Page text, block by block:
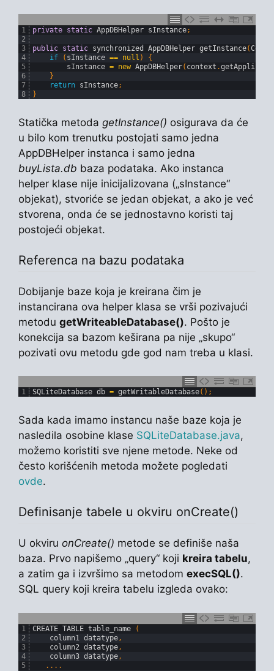
1
2
3
4
5
6
7
8
private static AppDBHelper sInstance;
public static synchronized AppDBHelper getInstance(
if
( sInstance == null )
{
sInstance = new AppDBHelper( context .
}
return sInstance;
}
Statička metoda getInstance() osigurava da će
u bilo kom trenutku postojati samo jedna
AppDBHelper instanca i samo jedna
buyLista.db baza podataka. Ako instanca
helper klase nije inicijalizovana („sInstance“
objekat), stvoriće se jedan objekat, a ako je već
stvorena, onda će se jednostavno koristi taj
postojeći objekat.
Referenca na bazu podataka
Dobijanje baze koja je kreirana čim je
instancirana ova helper klasa se vrši pozivajući
metodu getWriteableDatabase(). Pošto je
konekcija sa bazom keširana pa nije „skupo“
pozivati ovu metodu gde god nam treba u klasi.
1 SQLiteDatabase db = getWritableDatabase( ) ;
Sada kada imamo instancu naše baze koja je
nasledila osobine klase SQLiteDatabase.java,
možemo koristiti sve njene metode. Neke od
često korišćenih metoda možete pogledati
ovde.
Definisanje tabele u okviru onCreate()
U okviru onCreate() metode se definiše naša
baza. Prvo napišemo „query“ koji kreira tabelu,
a zatim ga i izvršimo sa metodom execSQL().
SQL query koji kreira tabelu izgleda ovako:
1
2
3
4
5
CREATE TABLE table_name
(
column1 datatype ,
column2 datatype ,
column3 datatype ,
. . . .